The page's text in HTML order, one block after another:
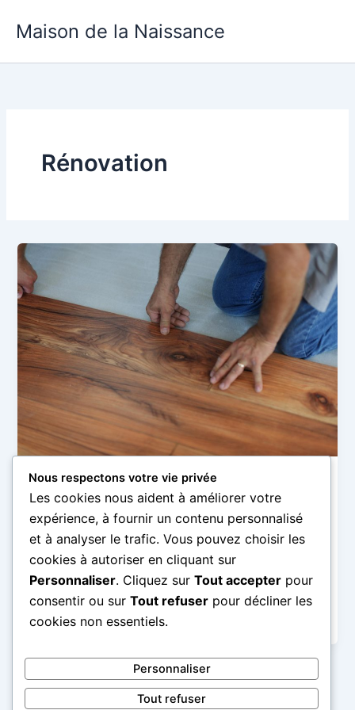
Maison de la Naissance
Rénovation
Rénovation
Tout savoir sur la couche d’usure pour
parquet et son importance
Claire 30 juin 2026
La couche d’usure est un élément essentiel du
parquet, souvent méconnu, mais pourtant
déterminant dans sa durabilité et son apparence […]
Nous respectons votre vie privée
Les cookies nous aident à améliorer votre
expérience, à fournir un contenu personnalisé
et à analyser le trafic. Vous pouvez choisir les
cookies à autoriser en cliquant sur
Personnaliser. Cliquez sur Tout accepter pour
consentir ou sur Tout refuser pour décliner les
cookies non essentiels.
Personnaliser
Tout refuser